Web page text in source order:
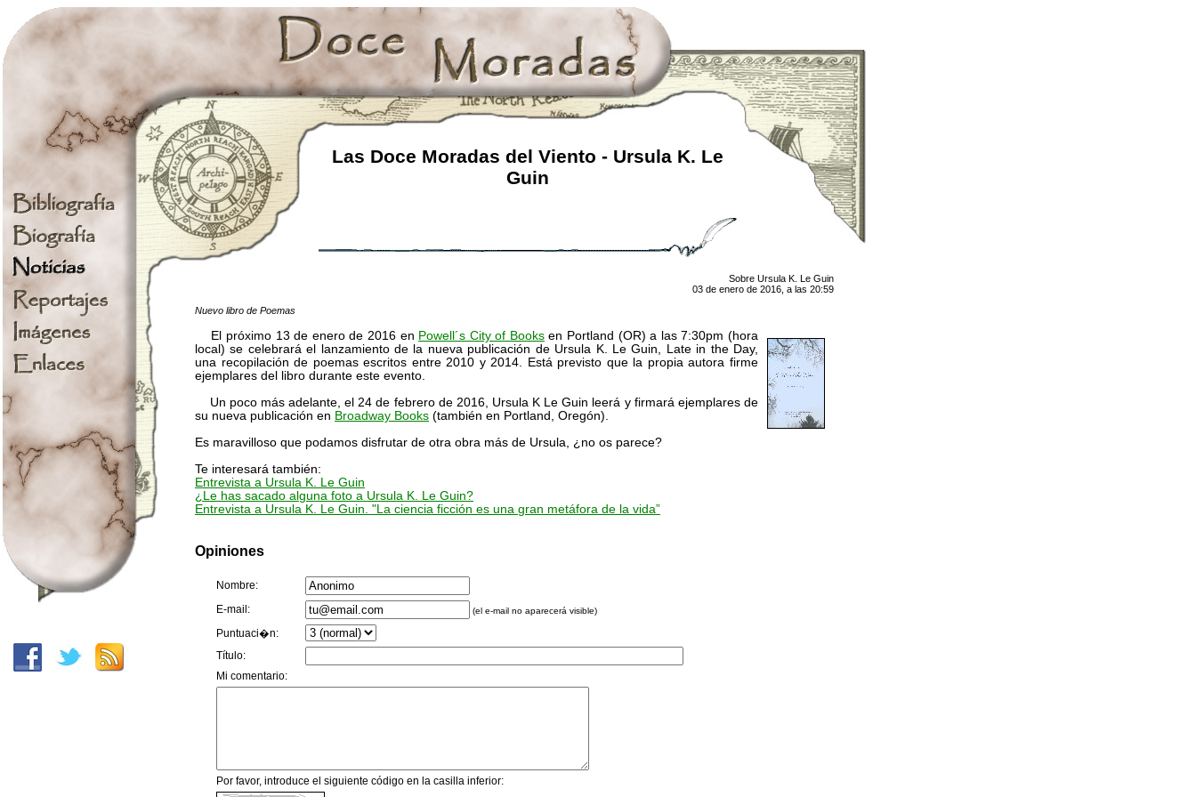
Las Doce Moradas del Viento - Ursula K. Le
Guin
Sobre Ursula K. Le Guin
03 de enero de 2016, a las 20:59
Nuevo libro de Poemas
El próximo 13 de enero de 2016 en Powell´s City of Booksen Portland (OR) a las 7:30pm (hora
local) se celebrará el lanzamiento de la nueva publicación de Ursula K. Le Guin, Late in the Day,
una recopilación de poemas escritos entre 2010 y 2014. Está previsto que la propia autora firme
ejemplares del libro durante este evento.
Un poco más adelante, el 24 de febrero de 2016, Ursula K Le Guin leerá y firmará ejemplares de
su nueva publicación en Broadway Books (también en Portland, Oregón).
Es maravilloso que podamos disfrutar de otra obra más de Ursula, ¿no os parece?
Te interesará también:
Entrevista a Ursula K. Le Guin
¿Le has sacado alguna foto a Ursula K. Le Guin?
Entrevista a Ursula K. Le Guin. "La ciencia ficción es una gran metáfora de la vida”
Opiniones
Nombre:
E-mail: (el e-mail no aparecerá visible)
Puntuaci�n:
Título:
Mi comentario:
Por favor, introduce el siguiente código en la casilla inferior: